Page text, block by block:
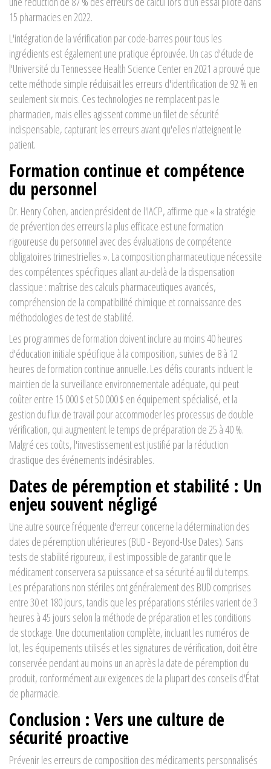
15 pharmacies en 2022.
L'intégration de la vérification par code-barres pour tous les
ingrédients est également une pratique éprouvée. Un cas d'étude de
l'Université du Tennessee Health Science Center en 2021 a prouvé que
cette méthode simple réduisait les erreurs d'identification de 92 % en
seulement six mois. Ces technologies ne remplacent pas le
pharmacien, mais elles agissent comme un filet de sécurité
indispensable, capturant les erreurs avant qu'elles n'atteignent le
patient.
Formation continue et compétence
du personnel
Dr. Henry Cohen, ancien président de l'IACP, affirme que « la stratégie
de prévention des erreurs la plus efficace est une formation
rigoureuse du personnel avec des évaluations de compétence
obligatoires trimestrielles ». La composition pharmaceutique nécessite
des compétences spécifiques allant au-delà de la dispensation
classique : maîtrise des calculs pharmaceutiques avancés,
compréhension de la compatibilité chimique et connaissance des
méthodologies de test de stabilité.
Les programmes de formation doivent inclure au moins 40 heures
d'éducation initiale spécifique à la composition, suivies de 8 à 12
heures de formation continue annuelle. Les défis courants incluent le
maintien de la surveillance environnementale adéquate, qui peut
coûter entre 15 000 $ et 50 000 $ en équipement spécialisé, et la
gestion du flux de travail pour accommoder les processus de double
vérification, qui augmentent le temps de préparation de 25 à 40 %.
Malgré ces coûts, l'investissement est justifié par la réduction
drastique des événements indésirables.
Dates de péremption et stabilité : Un
enjeu souvent négligé
Une autre source fréquente d'erreur concerne la détermination des
dates de péremption ultérieures (BUD - Beyond-Use Dates). Sans
tests de stabilité rigoureux, il est impossible de garantir que le
médicament conservera sa puissance et sa sécurité au fil du temps.
Les préparations non stériles ont généralement des BUD comprises
entre 30 et 180 jours, tandis que les préparations stériles varient de 3
heures à 45 jours selon la méthode de préparation et les conditions
de stockage. Une documentation complète, incluant les numéros de
lot, les équipements utilisés et les signatures de vérification, doit être
conservée pendant au moins un an après la date de péremption du
produit, conformément aux exigences de la plupart des conseils d'État
de pharmacie.
Conclusion : Vers une culture de
sécurité proactive
Prévenir les erreurs de composition des médicaments personnalisés